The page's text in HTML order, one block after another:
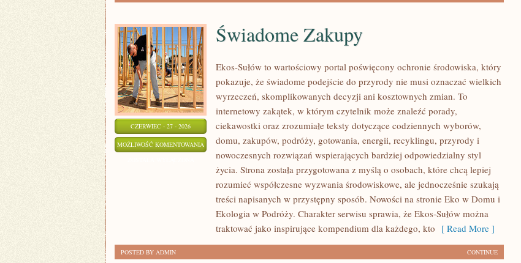
CZERWIEC - 27 - 2026
MOŻLIWOŚĆ KOMENTOWANIA ŚWIADOME
ZAKUPY
Świadome Zakupy
Ekos-Sułów to wartościowy portal poświęcony ochronie środowiska, który
pokazuje, że świadome podejście do przyrody nie musi oznaczać wielkich
wyrzeczeń, skomplikowanych decyzji ani kosztownych zmian. To
internetowy zakątek, w którym czytelnik może znaleźć porady,
ciekawostki oraz zrozumiałe teksty dotyczące codziennych wyborów,
domu, zakupów, podróży, gotowania, energii, recyklingu, przyrody i
nowoczesnych rozwiązań wspierających bardziej odpowiedzialny styl
życia. Strona została przygotowana z myślą o osobach, które chcą lepiej
rozumieć współczesne wyzwania środowiskowe, ale jednocześnie szukają
treści napisanych w przystępny sposób. Nowości na stronie Eko w Domu i
Ekologia w Podróży. Charakter serwisu sprawia, że Ekos-Sułów można
traktować jako inspirujące kompendium dla każdego, kto [ Read More ]
CONTINUE
POSTED BY ADMIN